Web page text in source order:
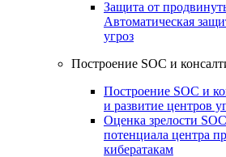
Защита от
Автоматическая
угроз
Построение SOC и
Построение SOC и
и развитие центров
Оценка зрелости SOC
потенциала центра
кибератакам